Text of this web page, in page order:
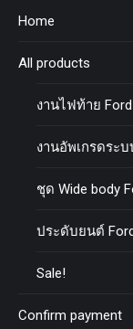
Home
All products
งานไฟท้าย Ford
งานอัพเกรดระบ
ชุด Wide body
ประดับยนต์
Sale!
Confirm payment